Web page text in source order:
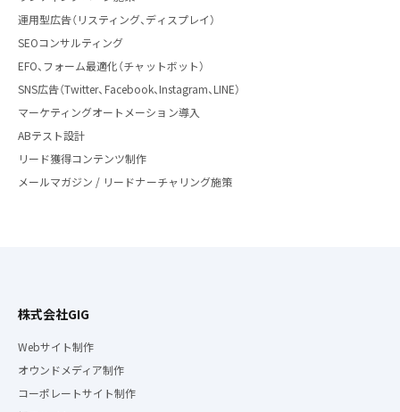
運用型広告（リスティング、ディスプレイ）
SEOコンサルティング
EFO、フォーム最適化（チャットボット）
SNS広告（Twitter、Facebook、Instagram、LINE）
マーケティングオートメーション導入
ABテスト設計
リード獲得コンテンツ制作
メールマガジン / リードナーチャリング施策
株式会社GIG
Webサイト制作
オウンドメディア制作
コーポレートサイト制作